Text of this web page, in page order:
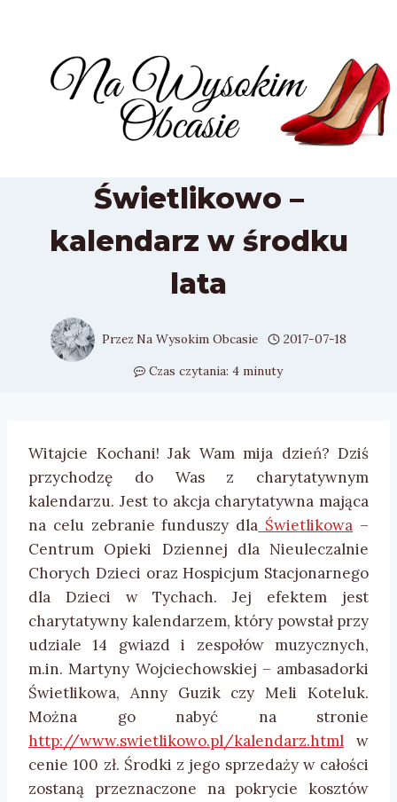
Świetlikowo –
kalendarz w środku
lata
Przez Na Wysokim Obcasie
2017-07-18
Czas czytania: 4 minuty
Witajcie Kochani! Jak Wam mija dzień? Dziś
przychodzę do Was z charytatywnym
kalendarzu. Jest to akcja charytatywna mająca
na celu zebranie funduszy dla Świetlikowa –
Centrum Opieki Dziennej dla Nieuleczalnie
Chorych Dzieci oraz Hospicjum Stacjonarnego
dla Dzieci w Tychach. Jej efektem jest
charytatywny kalendarzem, który powstał przy
udziale 14 gwiazd i zespołów muzycznych,
m.in. Martyny Wojciechowskiej – ambasadorki
Świetlikowa, Anny Guzik czy Meli Koteluk.
Można go nabyć na stronie
http://www.swietlikowo.pl/kalendarz.html w
cenie 100 zł. Środki z jego sprzedaży w całości
zostaną przeznaczone na pokrycie kosztów